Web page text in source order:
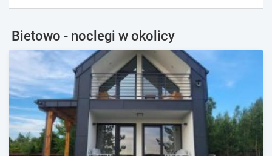
Bietowo - noclegi w okolicy